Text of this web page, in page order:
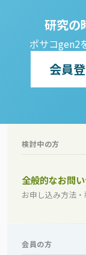
研究の
ポサコgen2
会員
検討中の方
全般的なお問
お申し込み方法
会員の方